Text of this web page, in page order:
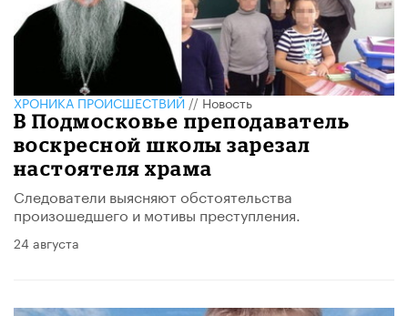
ХРОНИКА ПРОИСШЕСТВИЙ//Новость
В Подмосковье преподаватель
воскресной школы зарезал
настоятеля храма
Следователи выясняют обстоятельства
произошедшего и мотивы преступления.
24 августа